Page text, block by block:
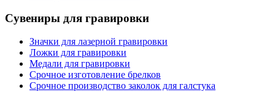
Сувениры для гравировки
Значки для лазерной гравировки
Ложки для гравировки
Медали для гравировки
Срочное изготовление брелков
Срочное производство заколок для галстука